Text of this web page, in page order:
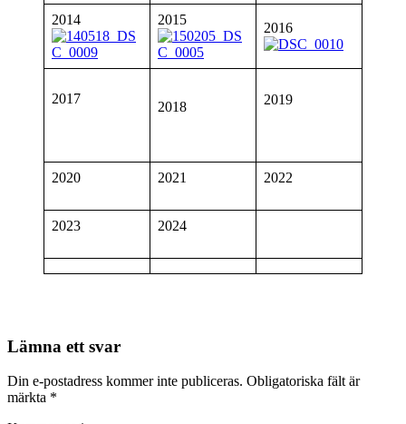
2014 2015
2016
2017
2018 2019
2020 2021 2022
2023 2024
Lämna ett svar
Din e-postadress kommer inte publiceras. Obligatoriska fält är
märkta *